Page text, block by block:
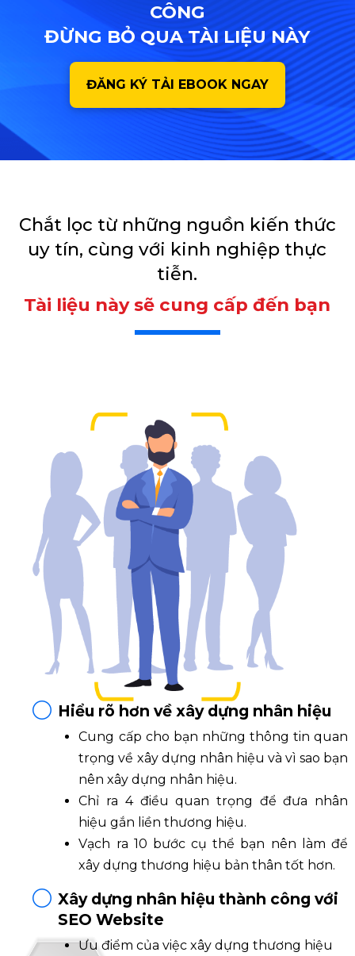
CÔNG
ĐỪNG BỎ QUA TÀI LIỆU NÀY
ĐĂNG KÝ TẢI EBOOK NGAY
Chắt lọc từ những nguồn kiến thức
uy tín, cùng với kinh nghiệp thực
tiễn.
Tài liệu này sẽ cung cấp đến bạn
Hiểu rõ hơn về xây dựng nhân hiệu
Cung cấp cho bạn những thông tin quan
trọng về xây dựng nhân hiệu và vì sao bạn
nên xây dựng nhân hiệu.
Chỉ ra 4 điều quan trọng để đưa nhân
hiệu gắn liền thương hiệu.
Vạch ra 10 bước cụ thể bạn nên làm để
xây dựng thương hiệu bản thân tốt hơn.
Xây dựng nhân hiệu thành công với
SEO Website
Ưu điểm của việc xây dựng thương hiệu